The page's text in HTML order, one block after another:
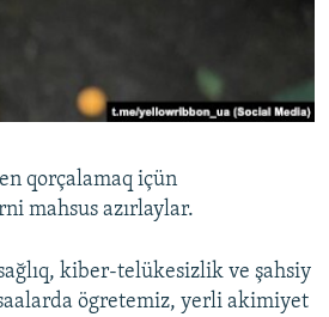
qorçalamaq içün
mahsus azırlaylar.
kiber-telükesizlik ve şahsiy
ögretemiz, yerli akimiyet